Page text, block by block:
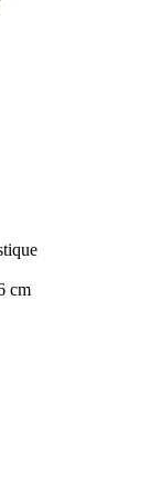
cm